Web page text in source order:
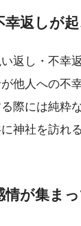
幸返しが
返し・不幸
他人への不
際には純粋
神社を訪れ
情が集ま